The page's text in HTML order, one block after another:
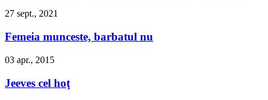
27 sept., 2021
Femeia munceste, barbatul nu
03 apr., 2015
Jeeves cel hoţ